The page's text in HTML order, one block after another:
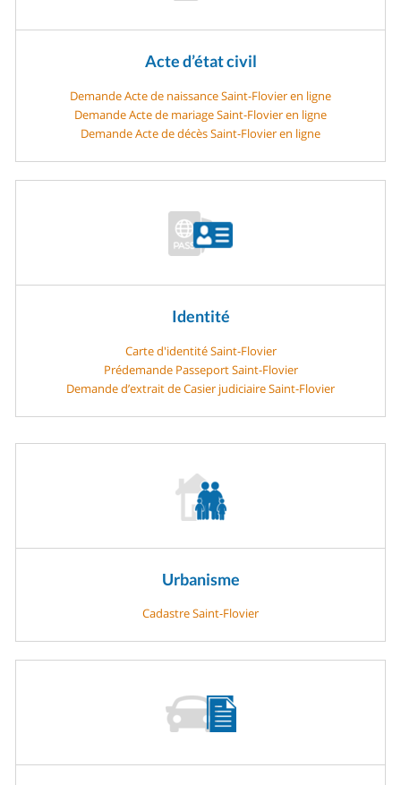
Acte d’état civil
Demande Acte de naissance Saint-Flovier en ligne
Demande Acte de mariage Saint-Flovier en ligne
Demande Acte de décès Saint-Flovier en ligne
Identité
Carte d'identité Saint-Flovier
Prédemande Passeport Saint-Flovier
Demande d’extrait de Casier judiciaire Saint-Flovier
Urbanisme
Cadastre Saint-Flovier